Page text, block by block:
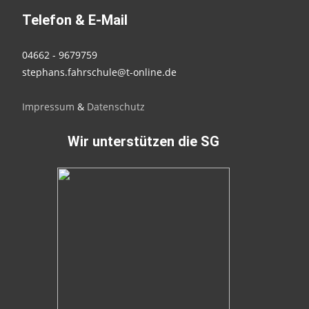
Telefon & E-Mail
04662 - 9679759
stephans.fahrschule@t-online.de
Impressum & Datenschutz
Wir unterstützen die SG